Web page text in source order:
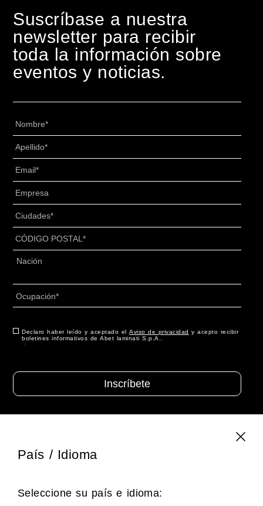
País / Idioma
Seleccione su país e idioma:
Suscríbase a nuestra
newsletter para recibir
toda la información sobre
eventos y noticias.
Titolo *
CÓDIGO
POSTAL *
Dirección
País
Consentimiento *
Declaro haber leído y aceptado elAviso de privacidad y acepto recibir
boletines informativos de Abet laminati S.p.A..
*
China France Germany